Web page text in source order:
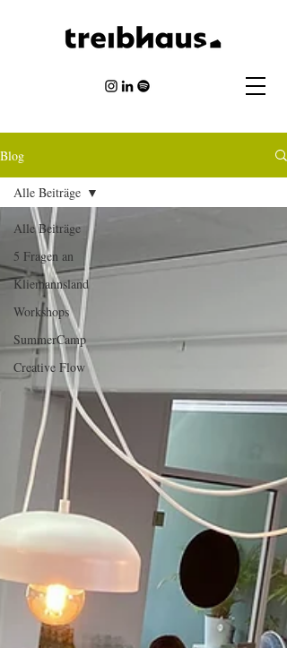
Blog
Alle Beiträge
5 Fragen an
Kliemannsland
Workshops
SummerCamp
Creative Flow
Alle Beiträge